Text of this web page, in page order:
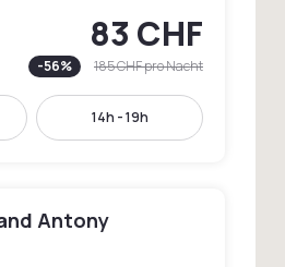
83 CHF
-56% 185 CHFpro Nacht
14h - 19h
Antony